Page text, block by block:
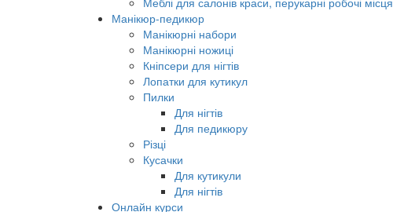
Манікюр-педикюр
Манікюрні набори
Манікюрні ножиці
Кніпсери для нігтів
Лопатки для кутикул
Пилки
Для нігтів
Для педикюру
Різці
Кусачки
Для кутикули
Для нігтів
Онлайн курси